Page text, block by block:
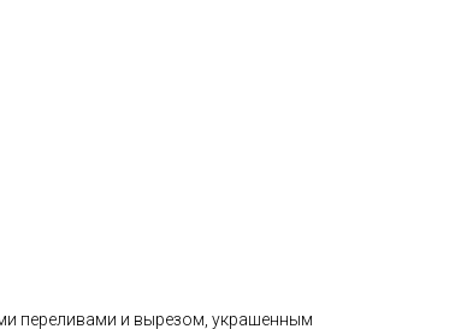
переливами и вырезом, украшенным